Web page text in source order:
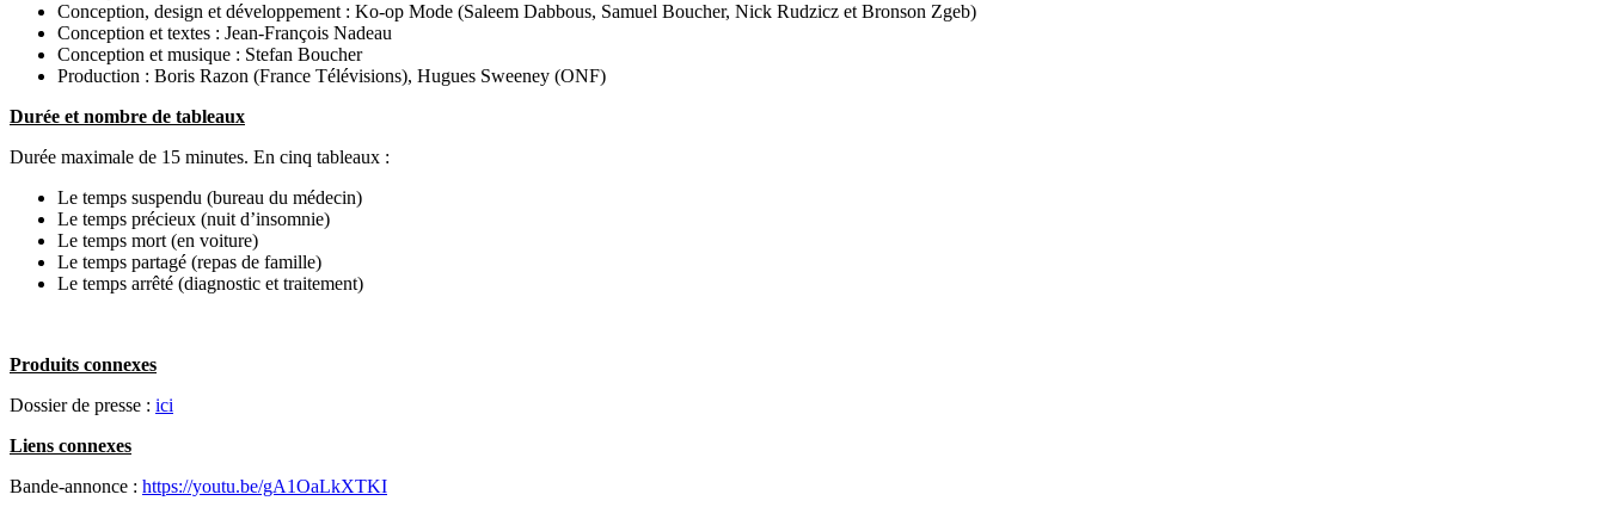
Conception, design et développement : Ko-op Mode (Saleem Dabbous, Samuel Boucher, Nick Rudzicz et Bronson Zgeb)
Conception et textes : Jean-François Nadeau
Conception et musique : Stefan Boucher
Production : Boris Razon (France Télévisions), Hugues Sweeney (ONF)
Durée et nombre de tableaux
Durée maximale de 15 minutes. En cinq tableaux :
Le temps suspendu (bureau du médecin)
Le temps précieux (nuit d’insomnie)
Le temps mort (en voiture)
Le temps partagé (repas de famille)
Le temps arrêté (diagnostic et traitement)
Produits connexes
Dossier de presse : ici
Liens connexes
Bande-annonce : https://youtu.be/gA1OaLkXTKI